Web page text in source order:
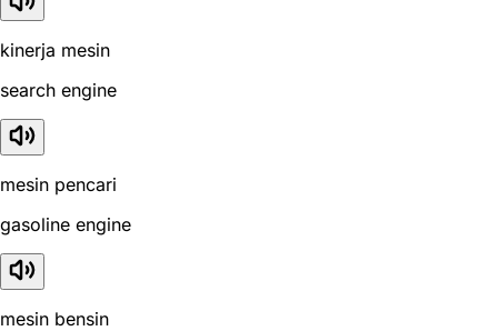
kinerja mesin
search engine
mesin pencari
gasoline engine
mesin bensin